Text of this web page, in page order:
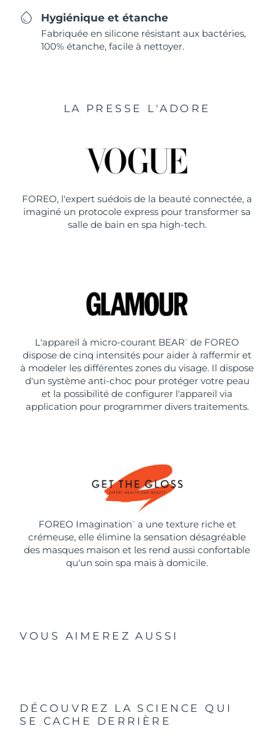
Hygiénique et étanche
Fabriquée en silicone résistant aux bactéries,
100% étanche, facile à nettoyer.
LA PRESSE L'ADORE
FOREO, l'expert suédois de la beauté connectée, a
imaginé un protocole express pour transformer sa
salle de bain en spa high-tech.
L'appareil à micro-courant BEAR ™
de FOREO
dispose de cinq intensités pour aider à raffermir et
à modeler les différentes zones du visage. Il dispose
d'un système anti-choc pour protéger votre peau
et la possibilité de configurer l'appareil via
application pour programmer divers traitements.
FOREO Imagination ™
a une texture riche et
crémeuse, elle élimine la sensation désagréable
des masques maison et les rend aussi confortable
qu'un soin spa mais à domicile.
VOUS AIMEREZ AUSSI
DÉCOUVREZ LA SCIENCE QUI
SE CACHE DERRIÈRE